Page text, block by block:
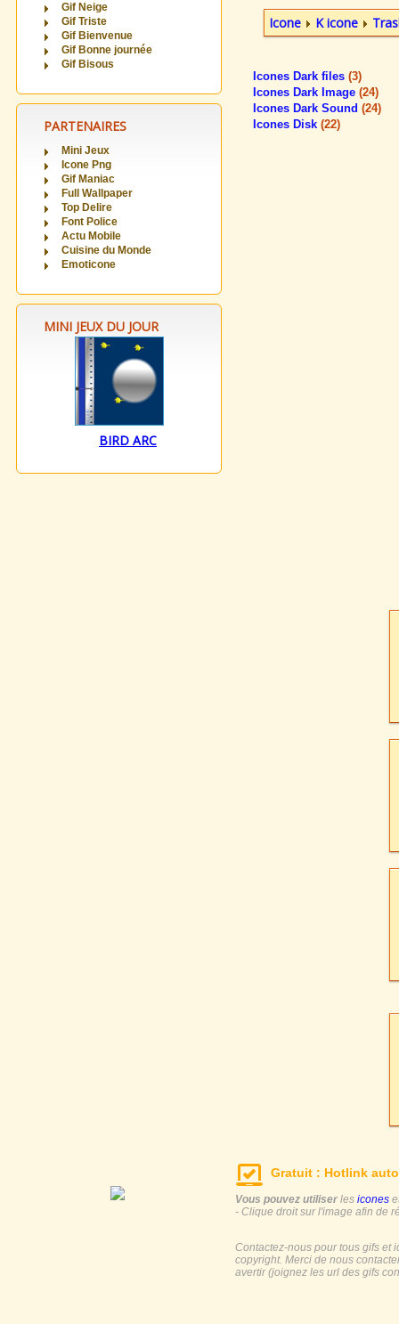
Gif Neige
Gif Triste
Gif Bienvenue
Gif Bonne journée
Gif Bisous
PARTENAIRES
Mini Jeux
Icone Png
Gif Maniac
Full Wallpaper
Top Delire
Font Police
Actu Mobile
Cuisine du Monde
Emoticone
MINI JEUX DU JOUR
BIRD ARC
Icone K icone
Icones Dark files (3)
Icones Dark Image (24)
Icones Dark Sound (24)
Icones Disk (22)
Gratuit : Hotlink
Vous pouvez utiliser les icones
- Clique droit sur l'image afin de
Contactez-nous pour tous gifs et
copyright. Merci de nous
avertir (joignez les url des gifs